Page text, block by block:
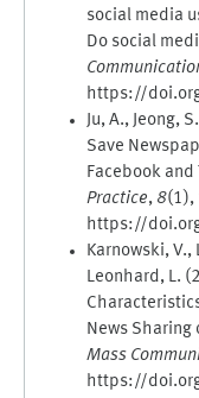
social media
Do social
https://
Ju, A., Jeong,
Save
Facebook and
Practice, 8(1),
https://
Karnowski, V.,
Leonhard, L.
News Sharing
Mass
https://